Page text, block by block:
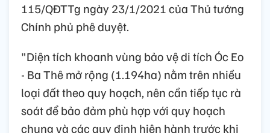
115/QĐTTg ngày 23/1/2021 của Thủ tướng
Chính phủ phê duyệt.
"Diện tích khoanh vùng bảo vệ di tích Óc Eo
- Ba Thê mở rộng (1.194ha) nằm trên nhiều
loại đất theo quy hoạch, nên cần tiếp tục rà
soát để bảo đảm phù hợp với quy hoạch
chung và các quy định hiện hành trước khi